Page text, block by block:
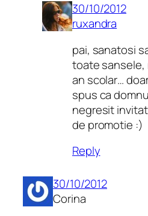
30/10/2012
ruxandra
pai, sanatosi
toate sansele,
an scolar…
spus ca
negresit
de promotie :)
Reply
30/10/2012
Corina